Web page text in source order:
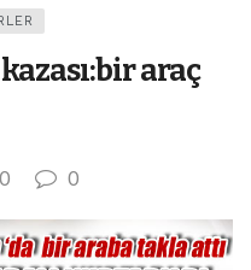
araç
0 0